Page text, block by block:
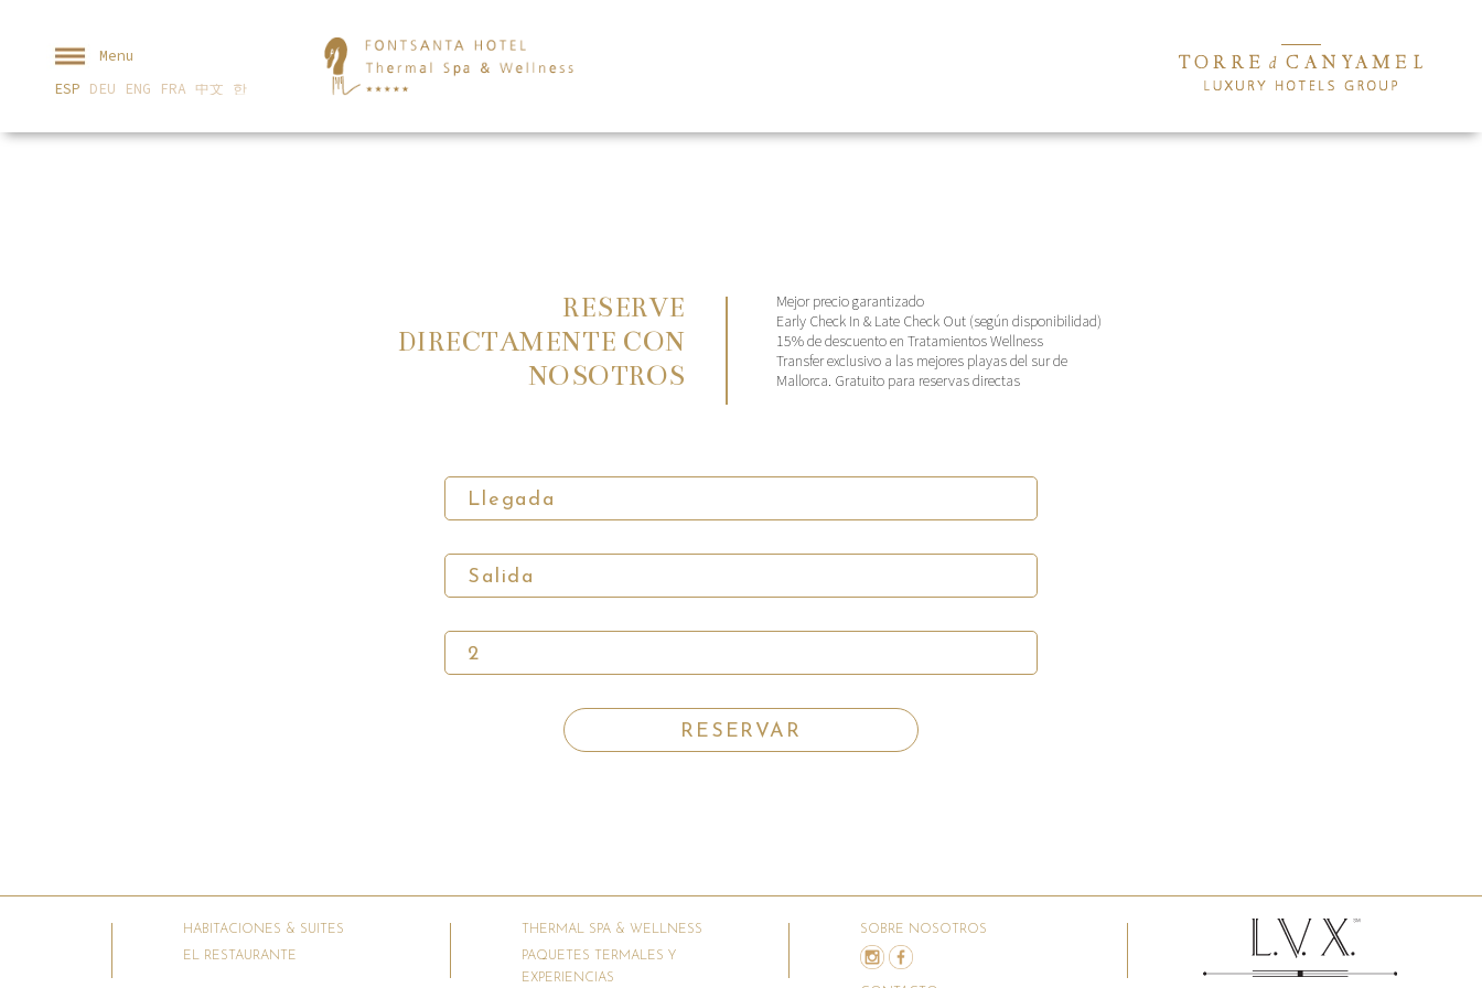
Menu
ESP DEU ENG FRA 中文 한
RESERVE
DIRECTAMENTE CON
NOSOTROS
Mejor precio garantizado
Early Check In & Late Check Out (según disponibilidad)
15% de descuento en Tratamientos Wellness
Transfer exclusivo a las mejores playas del sur de
Mallorca. Gratuito para reservas directas
HABITACIONES & SUITES
EL RESTAURANTE
THERMAL SPA & WELLNESS
PAQUETES TERMALES Y
EXPERIENCIAS
SOBRE NOSOTROS